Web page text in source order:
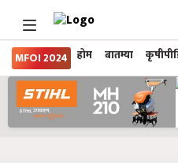
MFOI 2024 होम बातम्या